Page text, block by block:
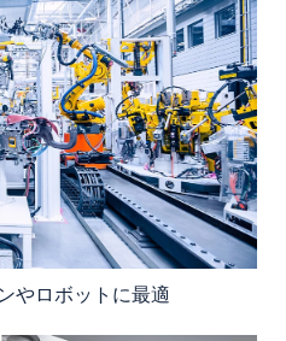
やロボットに最適